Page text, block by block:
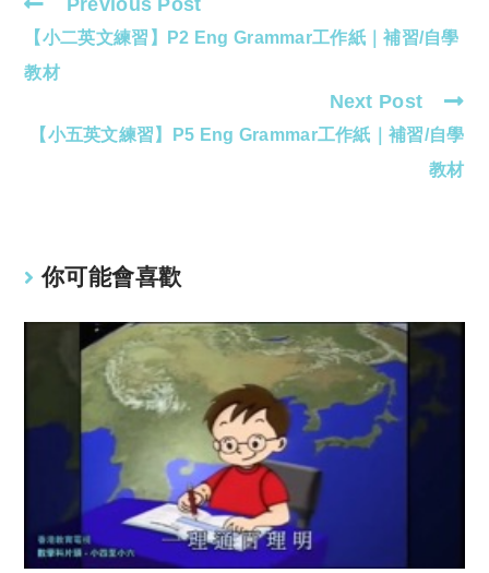
Read
more
articles
【小二英文練習】P2 Eng Grammar工作紙｜補習/自學
教材
Next Post
【小五英文練習】P5 Eng Grammar工作紙｜補習/自學
教材
你可能會喜歡